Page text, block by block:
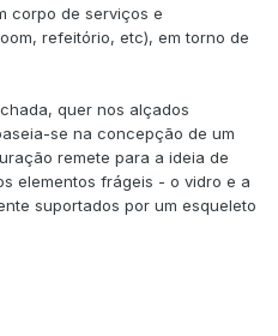
corpo de serviços e
refeitório, etc), em torno de
quer nos alçados
se na concepção de um
remete para a ideia de
elementos frágeis - o vidro e a
suportados por um esqueleto